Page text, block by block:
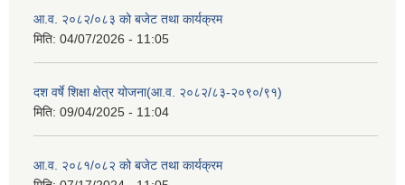
आ.व. २०८२/०८३ को बजेट तथा कार्यक्रम
मिति: 04/07/2026 - 11:05
दश वर्षे शिक्षा क्षेत्र योजना(आ.व. २०८२/८३-२०९०/९१)
मिति: 09/04/2025 - 11:04
आ.व. २०८१/०८२ को बजेट तथा कार्यक्रम